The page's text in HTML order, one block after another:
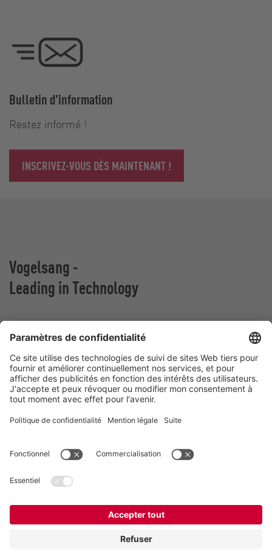
Bulletin d'information
Restez informé !
INSCRIVEZ-VOUS DÈS MAINTENANT !
Vogelsang -
Leading in Technology
Vogelsang France
Z.A. De Fontgrave
26740 Montboucher sur Jabron
France
Téléphone:+ (33) 04.75.52.74.50